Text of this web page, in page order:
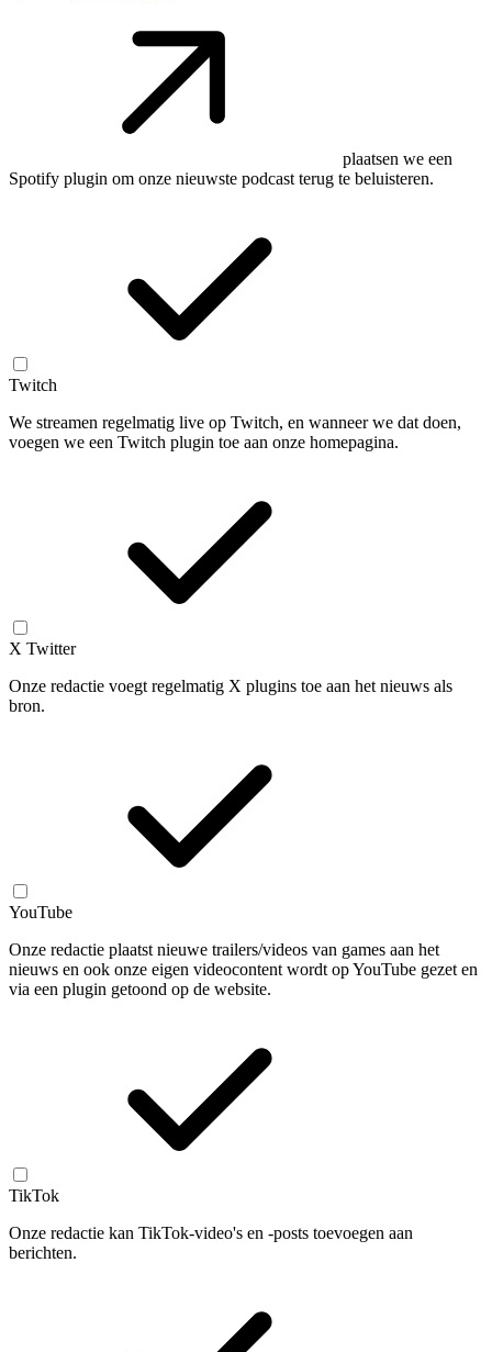
plaatsen we een
Spotify plugin om onze nieuwste podcast terug te beluisteren.
Twitch
We streamen regelmatig live op Twitch, en wanneer we dat doen,
voegen we een Twitch plugin toe aan onze homepagina.
X Twitter
Onze redactie voegt regelmatig X plugins toe aan het nieuws als
bron.
YouTube
Onze redactie plaatst nieuwe trailers/videos van games aan het
nieuws en ook onze eigen videocontent wordt op YouTube gezet en
via een plugin getoond op de website.
TikTok
Onze redactie kan TikTok-video's en -posts toevoegen aan
berichten.